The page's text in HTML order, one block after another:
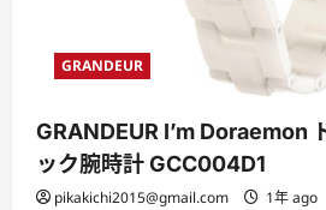
GRANDEUR
GRANDEUR I’m Doraemon
ック腕時計 GCC004D1
pikakichi2015@gmail.com 1年 ago